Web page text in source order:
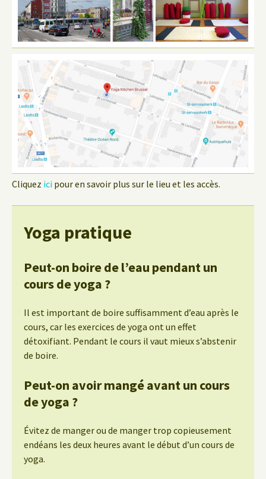
Cliquez ici pour en savoir plus sur le lieu et les accès.
Yoga pratique
Peut-on boire de l’eau pendant un
cours de yoga ?
Il est important de boire suffisamment d’eau après le
cours, car les exercices de yoga ont un effet
détoxifiant. Pendant le cours il vaut mieux s’abstenir
de boire.
Peut-on avoir mangé avant un cours
de yoga ?
Évitez de manger ou de manger trop copieusement
endéans les deux heures avant le début d’un cours de
yoga.